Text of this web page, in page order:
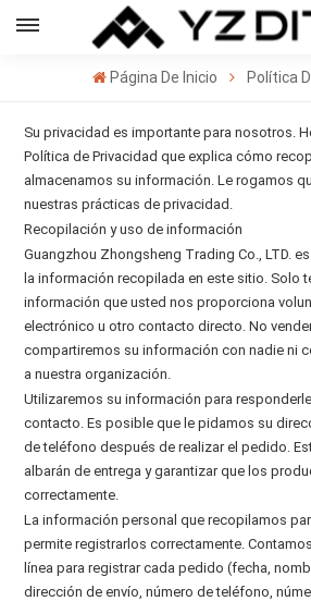
Página De Inicio Política
Su privacidad es importante para nosotros.
Política de Privacidad que explica cómo
almacenamos su información. Le rogamos
nuestras prácticas de privacidad.
Recopilación y uso de información
Guangzhou Zhongsheng Trading Co., LTD.
la información recopilada en este sitio. Solo
información que usted nos proporciona
electrónico u otro contacto directo. No
compartiremos su información con nadie ni
a nuestra organización.
Utilizaremos su información para
contacto. Es posible que le pidamos su
de teléfono después de realizar el pedido.
albarán de entrega y garantizar que los
correctamente.
La información personal que recopilamos
permite registrarlos correctamente.
línea para registrar cada pedido (fecha,
dirección de envío, número de teléfono,